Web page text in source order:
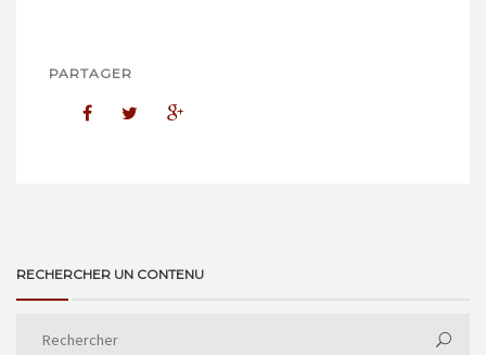
PARTAGER
RECHERCHER UN CONTENU